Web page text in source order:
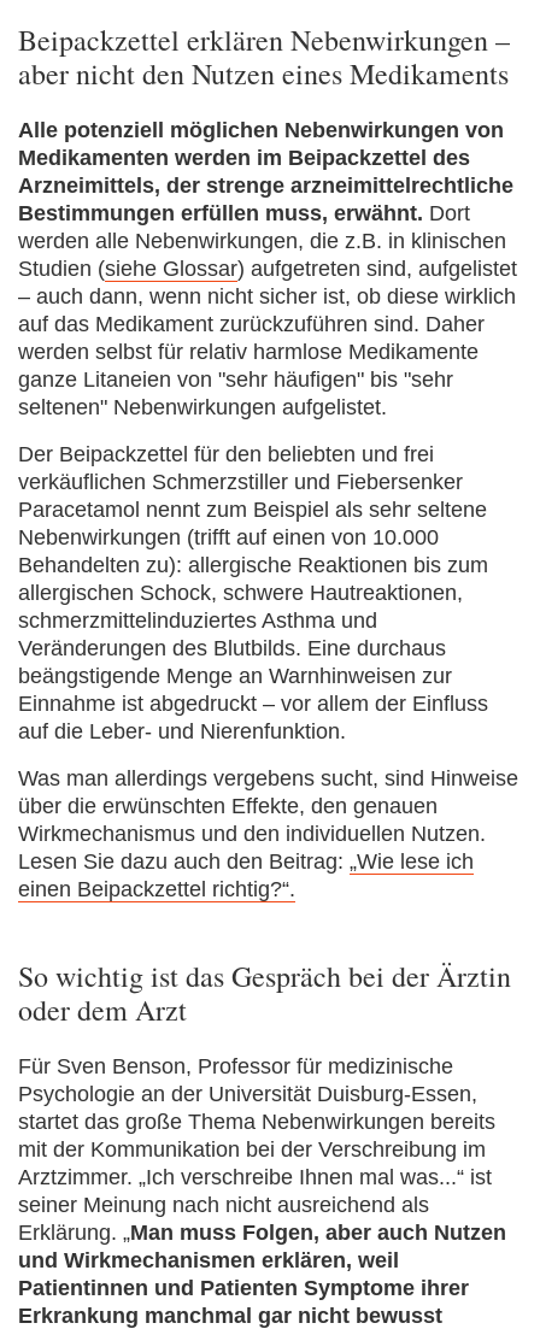
Beipackzettel erklären Nebenwirkungen –
aber nicht den Nutzen eines Medikaments
Alle potenziell möglichen Nebenwirkungen von
Medikamenten werden im Beipackzettel des
Arzneimittels, der strenge arzneimittelrechtliche
Bestimmungen erfüllen muss, erwähnt. Dort
werden alle Nebenwirkungen, die z.B. in klinischen
Studien (siehe Glossar) aufgetreten sind, aufgelistet
– auch dann, wenn nicht sicher ist, ob diese wirklich
auf das Medikament zurückzuführen sind. Daher
werden selbst für relativ harmlose Medikamente
ganze Litaneien von "sehr häufigen" bis "sehr
seltenen" Nebenwirkungen aufgelistet.
Der Beipackzettel für den beliebten und frei
verkäuflichen Schmerzstiller und Fiebersenker
Paracetamol nennt zum Beispiel als sehr seltene
Nebenwirkungen (trifft auf einen von 10.000
Behandelten zu): allergische Reaktionen bis zum
allergischen Schock, schwere Hautreaktionen,
schmerzmittelinduziertes Asthma und
Veränderungen des Blutbilds. Eine durchaus
beängstigende Menge an Warnhinweisen zur
Einnahme ist abgedruckt – vor allem der Einfluss
auf die Leber- und Nierenfunktion.
Was man allerdings vergebens sucht, sind Hinweise
über die erwünschten Effekte, den genauen
Wirkmechanismus und den individuellen Nutzen.
Lesen Sie dazu auch den Beitrag: „Wie lese ich
einen Beipackzettel richtig?“.
So wichtig ist das Gespräch bei der Ärztin
oder dem Arzt
Für Sven Benson, Professor für medizinische
Psychologie an der Universität Duisburg-Essen,
startet das große Thema Nebenwirkungen bereits
mit der Kommunikation bei der Verschreibung im
Arztzimmer. „Ich verschreibe Ihnen mal was...“ ist
seiner Meinung nach nicht ausreichend als
Erklärung. „Man muss Folgen, aber auch Nutzen
und Wirkmechanismen erklären, weil
Patientinnen und Patienten Symptome ihrer
Erkrankung manchmal gar nicht bewusst